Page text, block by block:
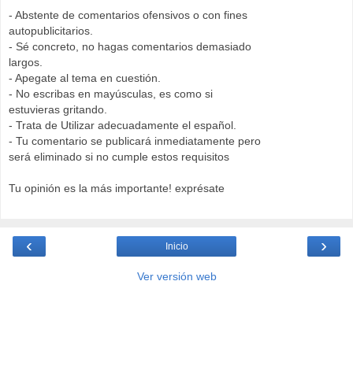
- Abstente de comentarios ofensivos o con fines
autopublicitarios.
- Sé concreto, no hagas comentarios demasiado
largos.
- Apegate al tema en cuestión.
- No escribas en mayúsculas, es como si
estuvieras gritando.
- Trata de Utilizar adecuadamente el español.
- Tu comentario se publicará inmediatamente pero
será eliminado si no cumple estos requisitos
Tu opinión es la más importante! exprésate
‹ ›
Inicio
Ver versión web